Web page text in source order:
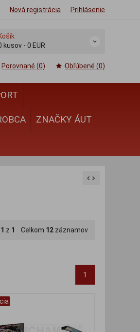
Nová registrácia Prihlásenie
kusov - 0 EUR
Porovnané (0) Obľúbené (0)
ZNAČKY ÁUT
1 z 1 Celkom 12 záznamov
1